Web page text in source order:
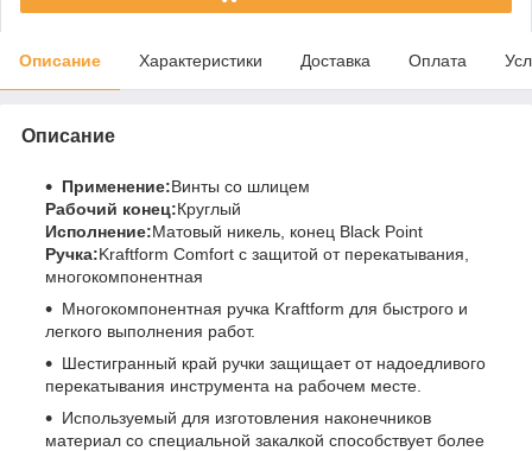
Описание Характеристики Доставка Оплата
Описание
Применение:Винты со шлицем
Рабочий конец:Круглый
Исполнение:Матовый никель, конец Black Point
Ручка:Kraftform Comfort с защитой от перекатывания,
многокомпонентная
Многокомпонентная ручка Kraftform для быстрого и
легкого выполнения работ.
Шестигранный край ручки защищает от надоедливого
перекатывания инструмента на рабочем месте.
Используемый для изготовления наконечников
материал со специальной закалкой способствует более